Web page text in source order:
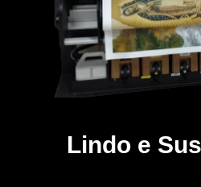
Lindo e